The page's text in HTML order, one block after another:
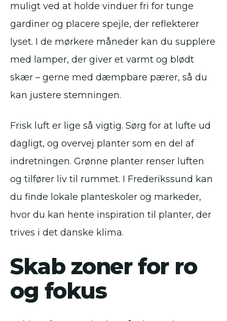
muligt ved at holde vinduer fri for tunge
gardiner og placere spejle, der reflekterer
lyset. I de mørkere måneder kan du supplere
med lamper, der giver et varmt og blødt
skær – gerne med dæmpbare pærer, så du
kan justere stemningen.
Frisk luft er lige så vigtig. Sørg for at lufte ud
dagligt, og overvej planter som en del af
indretningen. Grønne planter renser luften
og tilfører liv til rummet. I Frederikssund kan
du finde lokale planteskoler og markeder,
hvor du kan hente inspiration til planter, der
trives i det danske klima.
Skab zoner for ro
og fokus